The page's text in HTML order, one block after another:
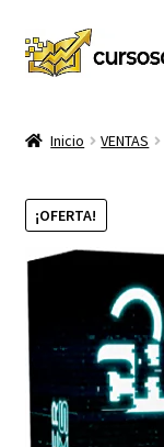
Ir
a
Ir
al
CURSOS
MI CUENTA
CARRITO
Inicio VENTAS
¡OFERTA!